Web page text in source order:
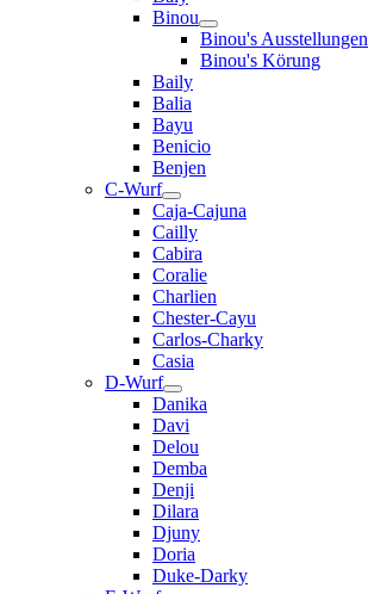
Binou
Binou's Ausstellungen
Binou's Körung
Baily
Balia
Bayu
Benicio
Benjen
C-Wurf
Caja-Cajuna
Cailly
Cabira
Coralie
Charlien
Chester-Cayu
Carlos-Charky
Casia
D-Wurf
Danika
Davi
Delou
Demba
Denji
Dilara
Djuny
Doria
Duke-Darky